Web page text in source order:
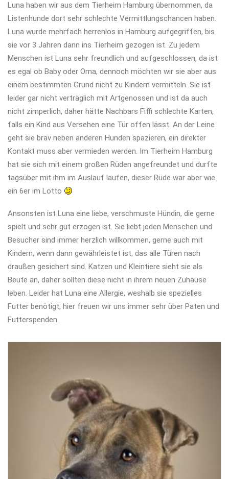
Luna haben wir aus dem Tierheim Hamburg übernommen, da
Listenhunde dort sehr schlechte Vermittlungschancen haben.
Luna wurde mehrfach herrenlos in Hamburg aufgegriffen, bis
sie vor 3 Jahren dann ins Tierheim gezogen ist. Zu jedem
Menschen ist Luna sehr freundlich und aufgeschlossen, da ist
es egal ob Baby oder Oma, dennoch möchten wir sie aber aus
einem bestimmten Grund nicht zu Kindern vermitteln. Sie ist
leider gar nicht verträglich mit Artgenossen und ist da auch
nicht zimperlich, daher hätte Nachbars Fiffi schlechte Karten,
falls ein Kind aus Versehen eine Tür offen lässt. An der Leine
geht sie brav neben anderen Hunden spazieren, ein direkter
Kontakt muss aber vermieden werden. Im Tierheim Hamburg
hat sie sich mit einem großen Rüden angefreundet und durfte
tagsüber mit ihm im Auslauf laufen, dieser Rüde war aber wie
ein 6er im Lotto
Ansonsten ist Luna eine liebe, verschmuste Hündin, die gerne
spielt und sehr gut erzogen ist. Sie liebt jeden Menschen und
Besucher sind immer herzlich willkommen, gerne auch mit
Kindern, wenn dann gewährleistet ist, das alle Türen nach
draußen gesichert sind. Katzen und Kleintiere sieht sie als
Beute an, daher sollten diese nicht in ihrem neuen Zuhause
leben. Leider hat Luna eine Allergie, weshalb sie spezielles
Futter benötigt, hier freuen wir uns immer sehr über Paten und
Futterspenden.